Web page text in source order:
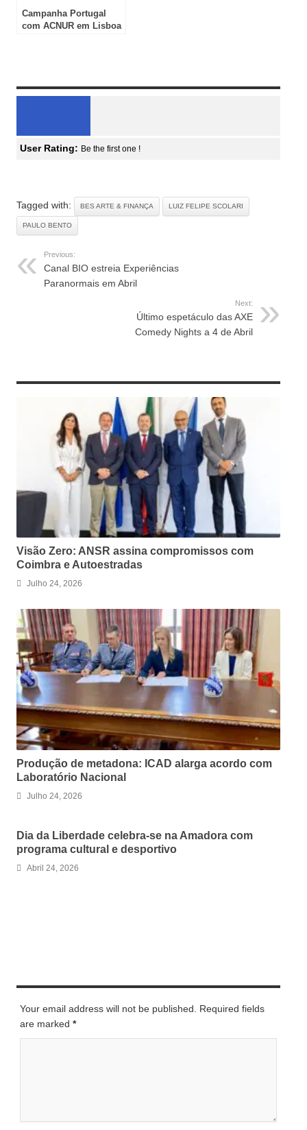
Campanha Portugal
com ACNUR em Lisboa
User Rating: Be the first one !
Tagged with: BES ARTE & FINANÇA LUIZ FELIPE SCOLARI
PAULO BENTO
Previous:
Canal BIO estreia Experiências
Paranormais em Abril
Next:
Último espetáculo das AXE
Comedy Nights a 4 de Abril
Visão Zero: ANSR assina compromissos com
Coimbra e Autoestradas
Julho 24, 2026
Produção de metadona: ICAD alarga acordo com
Laboratório Nacional
Julho 24, 2026
Dia da Liberdade celebra-se na Amadora com
programa cultural e desportivo
Abril 24, 2026
Your email address will not be published. Required fields
are marked *